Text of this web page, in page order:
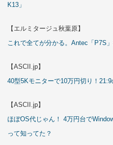
K13」
【エルミタージュ秋葉原】
これで全てが分かる。Antec「P7S
【ASCII.jp】
40型5Kモニターで10万円切り！
【ASCII.jp】
ほぼOS代じゃん！ 4万円台で
って知ってた？